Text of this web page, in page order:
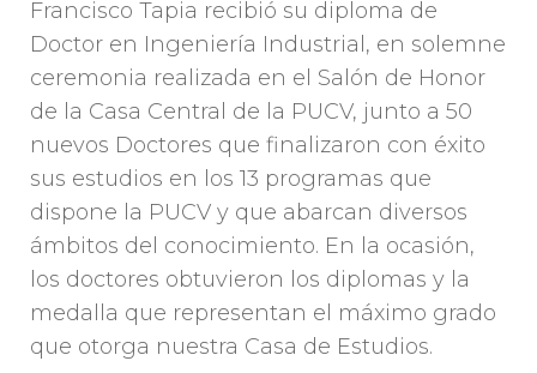
Francisco Tapia recibió su diploma de
Doctor en Ingeniería Industrial, en solemne
ceremonia realizada en el Salón de Honor
de la Casa Central de la PUCV, junto a 50
nuevos Doctores que finalizaron con éxito
sus estudios en los 13 programas que
dispone la PUCV y que abarcan diversos
ámbitos del conocimiento. En la ocasión,
los doctores obtuvieron los diplomas y la
medalla que representan el máximo grado
que otorga nuestra Casa de Estudios.